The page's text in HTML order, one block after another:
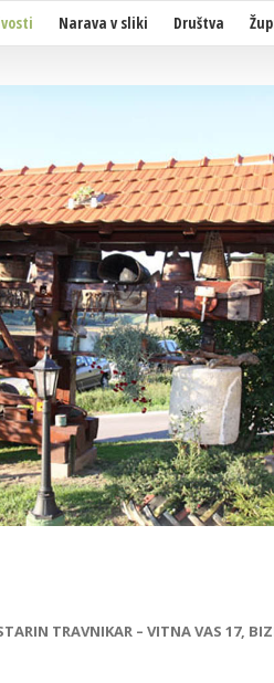
Narava v sliki Društva
TRAVNIKAR – VITNA VAS 17,